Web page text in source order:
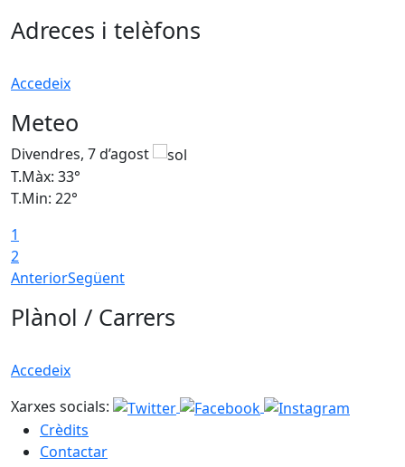
Adreces i telèfons
Accedeix
Meteo
Divendres, 7 d’agost
T.Màx: 33°
T.Min: 22°
1
2
AnteriorSegüent
Plànol / Carrers
Accedeix
Xarxes socials:
Crèdits
Contactar